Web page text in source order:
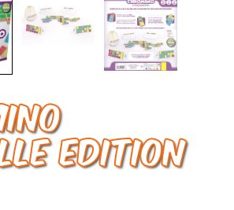
Edition